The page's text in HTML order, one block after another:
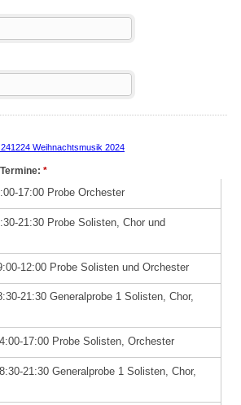
241224 Weihnachtsmusik 2024
*
17:00 Probe Orchester
21:30 Probe Solisten, Chor und
12:00 Probe Solisten und Orchester
21:30 Generalprobe 1 Solisten, Chor,
17:00 Probe Solisten, Orchester
21:30 Generalprobe 1 Solisten, Chor,